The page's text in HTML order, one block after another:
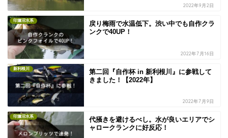
2022年9月2日
印旛沼水系
戻り梅雨で水温低下。渋い中でも自作クラ
ンクで40UP！
2022年7月16日
新利根川
第二回『自作杯 in 新利根川』に参戦して
きました！【2022年】
2022年7月9日
印旛沼水系
代掻きを避けるべし。水が良いエリアでシ
ャロークランクに好反応！